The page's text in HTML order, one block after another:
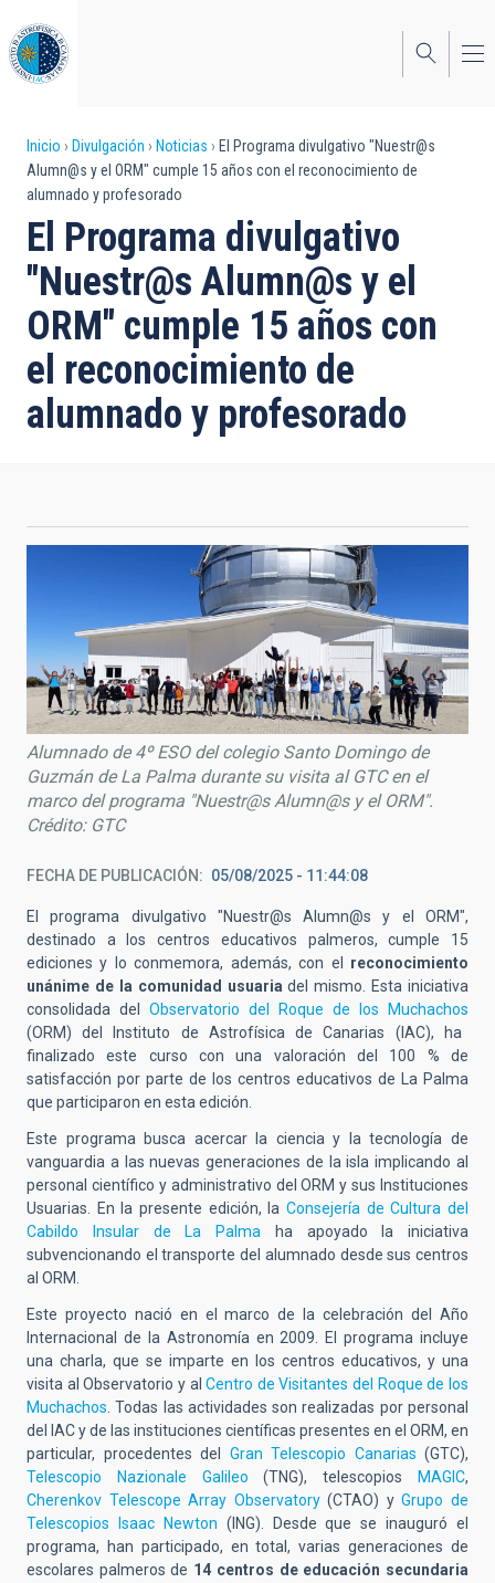
al
contenido
principal
Sobrescribir
enlaces
de
ayuda
a
la
navegación
Inicio Divulgación Noticias
El Programa divulgativo "Nuestr@s
Alumn@s y el ORM" cumple 15 años con el reconocimiento de
alumnado y profesorado
El Programa divulgativo
"Nuestr@s Alumn@s y el
ORM" cumple 15 años con
el reconocimiento de
alumnado y profesorado
Alumnado de 4º ESO del colegio Santo Domingo de
Guzmán de La Palma durante su visita al GTC en el
marco del programa "Nuestr@s Alumn@s y el ORM".
Crédito: GTC
FECHA DE PUBLICACIÓN 05/08/2025 - 11:44:08
El programa divulgativo "Nuestr@s Alumn@s y el ORM",
destinado a los centros educativos palmeros, cumple 15
ediciones y lo conmemora, además, con el reconocimiento
unánime de la comunidad usuariadel mismo. Esta iniciativa
consolidada del Observatorio del Roque de los Muchachos
(ORM) del Instituto de Astrofísica de Canarias (IAC), ha
finalizado este curso con una valoración del 100 % de
satisfacción por parte de los centros educativos de La Palma
que participaron en esta edición.
Este programa busca acercar la ciencia y la tecnología de
vanguardia a las nuevas generaciones de la isla implicando al
personal científico y administrativo del ORM y sus Instituciones
Usuarias. En la presente edición, la Consejería de Cultura del
Cabildo Insular de La Palma
ha apoyado la iniciativa
subvencionando el transporte del alumnado desde sus centros
al ORM.
Este proyecto nació en el marco de la celebración del Año
Internacional de la Astronomía en 2009. El programa incluye
una charla, que se imparte en los centros educativos, y una
visita al Observatorio y alCentro de Visitantes del Roque de los
Muchachos. Todas las actividades son realizadas por personal
del IAC y de las instituciones científicas presentes en el ORM, en
particular, procedentes del Gran Telescopio Canarias (GTC),
Telescopio Nazionale Galileo (TNG), telescopios MAGIC,
Cherenkov Telescope Array Observatory(CTAO) yGrupo de
Telescopios Isaac Newton (ING). Desde que se inauguró el
programa, han participado, en total, varias generaciones de
escolares palmeros de 14 centros de educación secundaria